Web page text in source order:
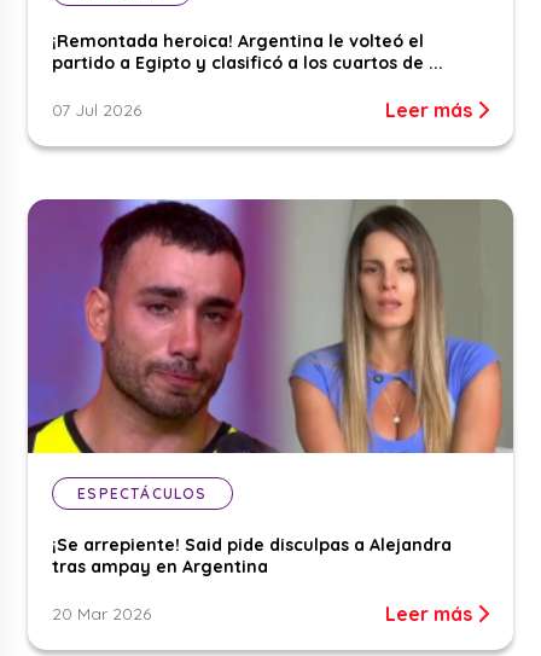
¡Remontada heroica! Argentina le volteó el
partido a Egipto y clasificó a los cuartos de ...
07 Jul 2026 Leer más
ESPECTÁCULOS
¡Se arrepiente! Said pide disculpas a Alejandra
tras ampay en Argentina
20 Mar 2026 Leer más